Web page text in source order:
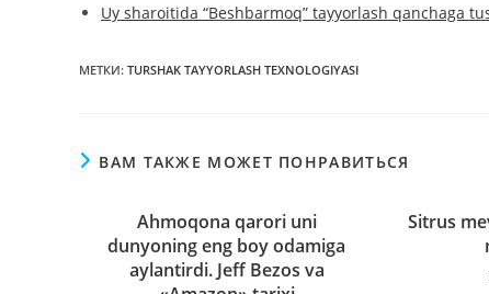
Uy sharoitida “Beshbarmoq” tayyorlash qanchaga
МЕТКИ: TURSHAK TAYYORLASH TEXNOLOGIYASI
ВАМ ТАКЖЕ МОЖЕТ ПОНРАВИТЬСЯ
Аhmoqona qarori uni
dunyoning eng boy odamiga
aylantirdi. Jeff Bezos va
Sitrus